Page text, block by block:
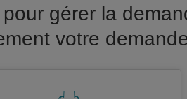
gérer la
votre